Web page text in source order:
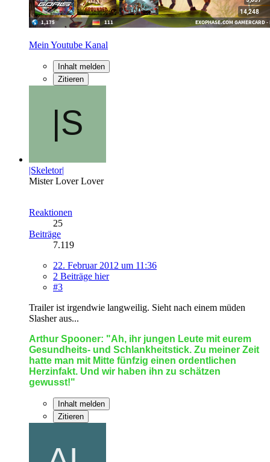
Mein Youtube Kanal
Inhalt melden
Zitieren
|Skeletor|
Mister Lover Lover
Reaktionen
25
Beiträge
7.119
22. Februar 2012 um 11:36
2 Beiträge hier
#3
Trailer ist irgendwie langweilig. Sieht nach einem müden
Slasher aus...
Arthur Spooner: "Ah, ihr jungen Leute mit eurem
Gesundheits- und Schlankheitstick. Zu meiner Zeit
hatte man mit Mitte fünfzig einen ordentlichen
Herzinfakt. Und wir haben ihn zu schätzen
gewusst!"
Inhalt melden
Zitieren